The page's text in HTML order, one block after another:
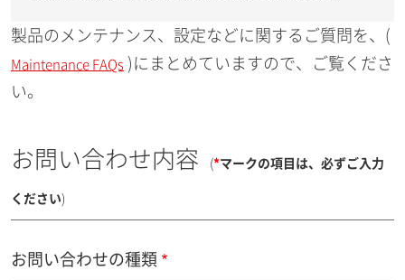
製品のメンテナンス、設定などに関するご質問を、(
Maintenance FAQs )にまとめていますので、ご覧くださ
い。
お問い合わせ内容 (*マークの項目は、必ずご入力
ください)
お問い合わせの種類